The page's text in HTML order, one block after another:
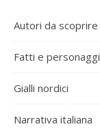
Autori da scoprire
Fatti e personaggi
Gialli nordici
Narrativa italiana